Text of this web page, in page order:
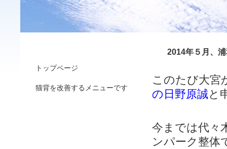
2014年５月、
このたび大宮
の日野原誠と
今までは代々
ンパーク整体
トップページ
猫背を改善するメニューです